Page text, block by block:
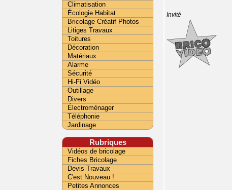
Invité
Climatisation
Écologie Habitat
Bricolage Créatif Photos
Litiges Travaux
Toitures
Décoration
Matériaux
Alarme
Sécurité
Hi-Fi Vidéo
Outillage
Divers
Électroménager
Téléphonie
Jardinage
Rubriques
Vidéos de bricolage
Fiches Bricolage
Devis Travaux
C'est Nouveau !
Petites Annonces